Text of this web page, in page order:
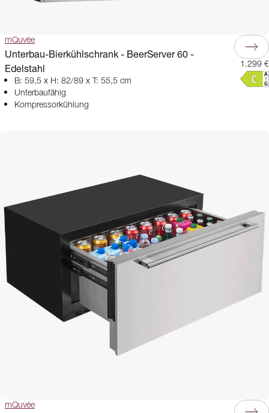
mQuvée
Unterbau-Bierkühlschrank - BeerServer 60 -
Edelstahl
B: 59,5 x H: 82/89 x T: 55,5 cm
Unterbaufähig
Kompressorkühlung
1.299 €
mQuvée